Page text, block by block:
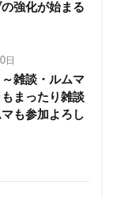
強化が始まる
日
～雑談・ルムマ
まったり雑談
も参加よろし